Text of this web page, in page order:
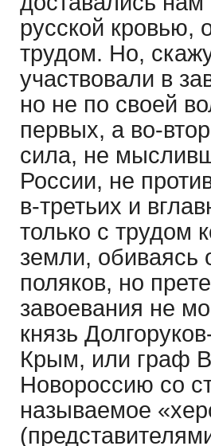
русской кровью,
трудом. Но,
участвовали в
но не по своей
первых, а во-
сила, не
России, не
в-третьих и
только с трудом
земли, обиваясь
поляков, но
завоевания не
князь
Крым, или граф
Новороссию со
называемое